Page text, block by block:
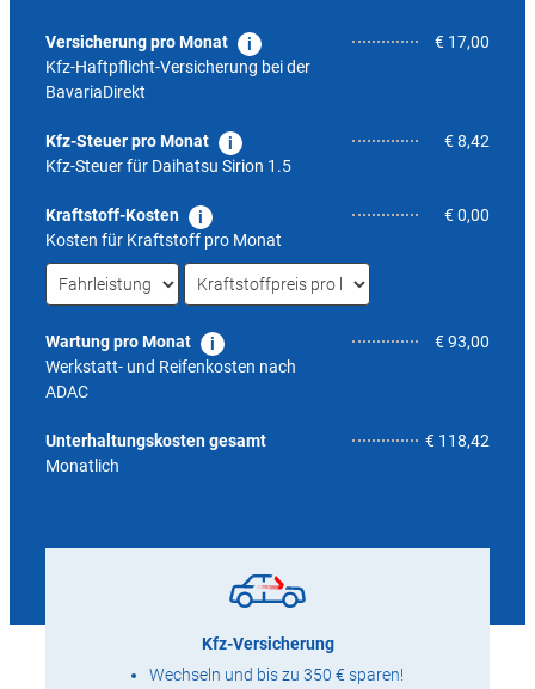
Versicherung pro Monat
Kfz-Haftpflicht-Versicherung bei der
BavariaDirekt
€ 17,00
Kfz-Steuer pro Monat
Kfz-Steuer für Daihatsu Sirion 1.5
€ 8,42
Kraftstoff-Kosten
Kosten für Kraftstoff pro Monat
€ 0,00
Wartung pro Monat
Werkstatt- und Reifenkosten nach
ADAC
€ 93,00
Unterhaltungskosten gesamt
Monatlich
€ 118,42
Kfz-Versicherung
Wechseln und bis zu 350 € sparen!